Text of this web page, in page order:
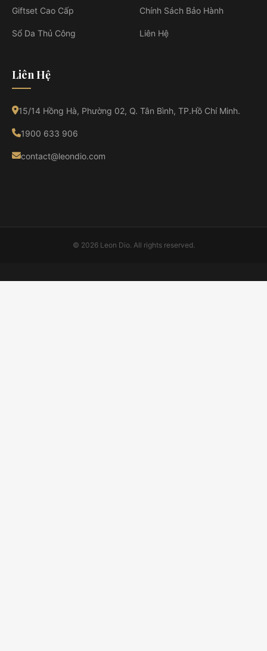
Giftset Cao Cấp
Sổ Da Thủ Công
Chính Sách Bảo Hành
Liên Hệ
Liên Hệ
15/14 Hồng Hà, Phường 02, Q. Tân Bình, TP.Hồ Chí Minh.
1900 633 906
contact@leondio.com
© 2026 Leon Dio. All rights reserved.